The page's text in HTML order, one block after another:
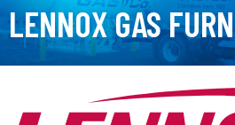
LENNOX GAS